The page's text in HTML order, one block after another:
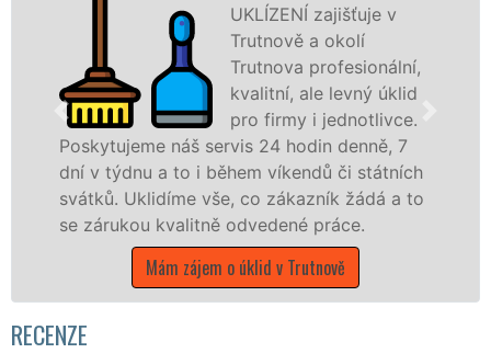
UKLÍZENÍ poskytuje v
Trutnově veškeré
profesionální úklidové
služby NON-STOP.
Levné úklidové služby
nabízíme pro všechny obchodní společnosti,
státní podniky, ale i domácnosti v celém
Královéhradeckém kraji s jistotou čistoty.
Mám zájem o úklidové služby v Trutnově
RECENZE